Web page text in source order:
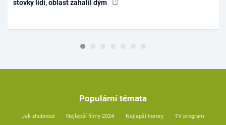
stovky lidí, oblast zahalil dým
Populární témata
Jak zhubnout Nejlepší filmy 2024 Nejlepší horory TV program